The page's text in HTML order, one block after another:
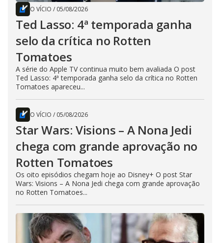
O VÍCIO / 05/08/2026
Ted Lasso: 4ª temporada ganha
selo da crítica no Rotten
Tomatoes
A série do Apple TV continua muito bem avaliada O post
Ted Lasso: 4ª temporada ganha selo da crítica no Rotten
Tomatoes apareceu...
O VÍCIO / 05/08/2026
Star Wars: Visions – A Nona Jedi
chega com grande aprovação no
Rotten Tomatoes
Os oito episódios chegam hoje ao Disney+ O post Star
Wars: Visions – A Nona Jedi chega com grande aprovação
no Rotten Tomatoes...